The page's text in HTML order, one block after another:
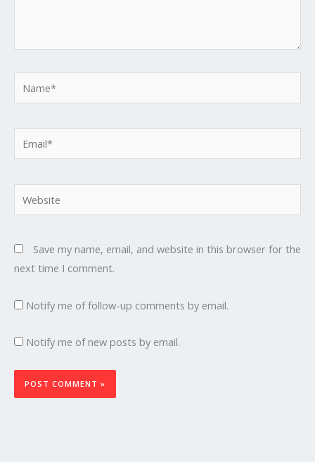
Save my name, email, and website in this browser for the
next time I comment.
Notify me of follow-up comments by email.
Notify me of new posts by email.